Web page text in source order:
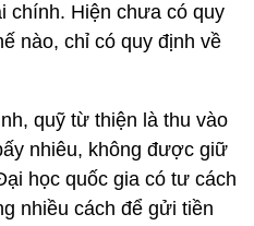
chính. Hiện chưa có quy
nào, chỉ có quy định về
quỹ từ thiện là thu vào
nhiêu, không được giữ
học quốc gia có tư cách
nhiều cách để gửi tiền